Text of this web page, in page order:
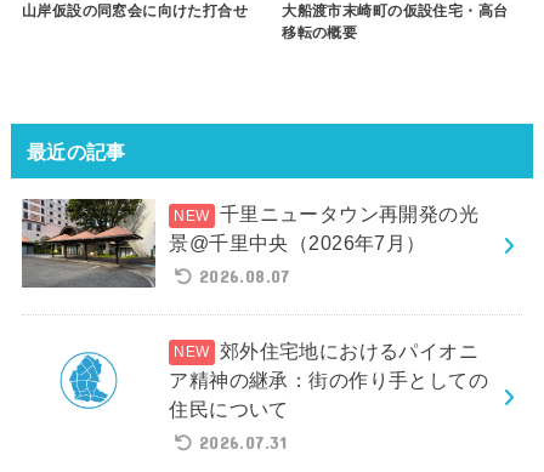
山岸仮設の同窓会に向けた打合せ
大船渡市末崎町の仮設住宅・高台
移転の概要
最近の記事
千里ニュータウン再開発の光
景@千里中央（2026年7月）
2026.08.07
郊外住宅地におけるパイオニ
ア精神の継承：街の作り手としての
住民について
2026.07.31